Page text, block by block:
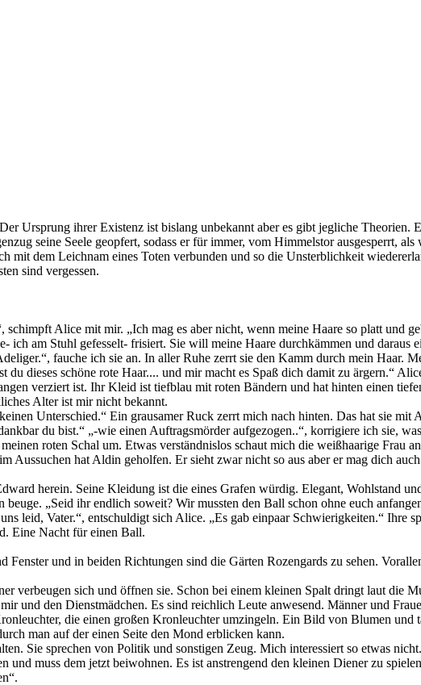
Ursprung ihrer Existenz ist bislang unbekannt aber es gibt jegliche Theorien.
seine Seele geopfert, sodass er für immer, vom Himmelstor ausgesperrt,
mit dem Leichnam eines Toten verbunden und so die Unsterblichkeit
sind vergessen.
Alice mit mir. „Ich mag es aber nicht, wenn meine Haare so platt und
ich am Stuhl gefesselt- frisiert. Sie will meine Haare durchkämmen und
fauche ich sie an. In aller Ruhe zerrt sie den Kamm durch mein Haar.
du dieses schöne rote Haar.... und mir macht es Spaß dich damit zu ärgern.“
verziert ist. Ihr Kleid ist tiefblau mit roten Bändern und hat hinten einen
Alter ist mir nicht bekannt.
Unterschied.“ Ein grausamer Ruck zerrt mich nach hinten. Das hat sie
du bist.“ „-wie einen Auftragsmörder aufgezogen..“, korrigiere ich sie,
roten Schal um. Etwas verständnislos schaut mich die weißhaarige Frau
Aussuchen hat Aldin geholfen. Er sieht zwar nicht so aus aber er mag dich
herein. Seine Kleidung ist die eines Grafen würdig. Elegant, Wohlstand
„Seid ihr endlich soweit? Wir mussten den Ball schon ohne euch
leid, Vater.“, entschuldigt sich Alice. „Es gab einpaar Schwierigkeiten.“ Ihre
Eine Nacht für einen Ball.
und in beiden Richtungen sind die Gärten Rozengards zu sehen.
verbeugen sich und öffnen sie. Schon bei einem kleinen Spalt dringt laut die
und den Dienstmädchen. Es sind reichlich Leute anwesend. Männer und
die einen großen Kronleuchter umzingeln. Ein Bild von Blumen
man auf der einen Seite den Mond erblicken kann.
Sie sprechen von Politik und sonstigen Zeug. Mich interessiert so etwas
muss dem jetzt beiwohnen. Es ist anstrengend den kleinen Diener zu